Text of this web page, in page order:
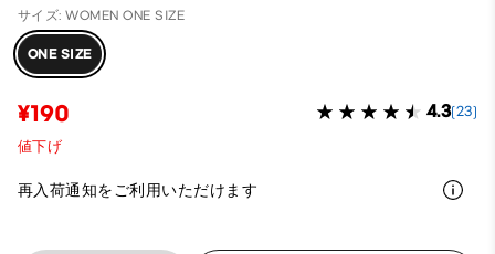
サイズ: WOMEN ONE SIZE
ONE SIZE
¥190 4.3(23)
値下げ
再入荷通知をご利用いただけます